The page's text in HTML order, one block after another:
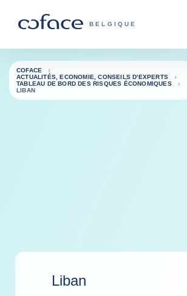
COFACE, FOR
BELGIQUE
Retour à la page d'accueil
COFACE
ACTUALITÉS, ECONOMIE, CONSEILS D'EXPERTS
TABLEAU DE BORD DES RISQUES ÉCONOMIQUES
LIBAN
Liban